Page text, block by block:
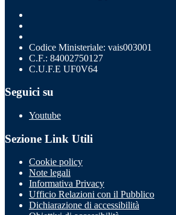
Codice Ministeriale: vais003001
C.F.: 84002750127
C.U.F.E UF0V64
Seguici su
Youtube
Sezione Link Utili
Cookie policy
Note legali
Informativa Privacy
Ufficio Relazioni con il Pubblico
Dichiarazione di accessibilità